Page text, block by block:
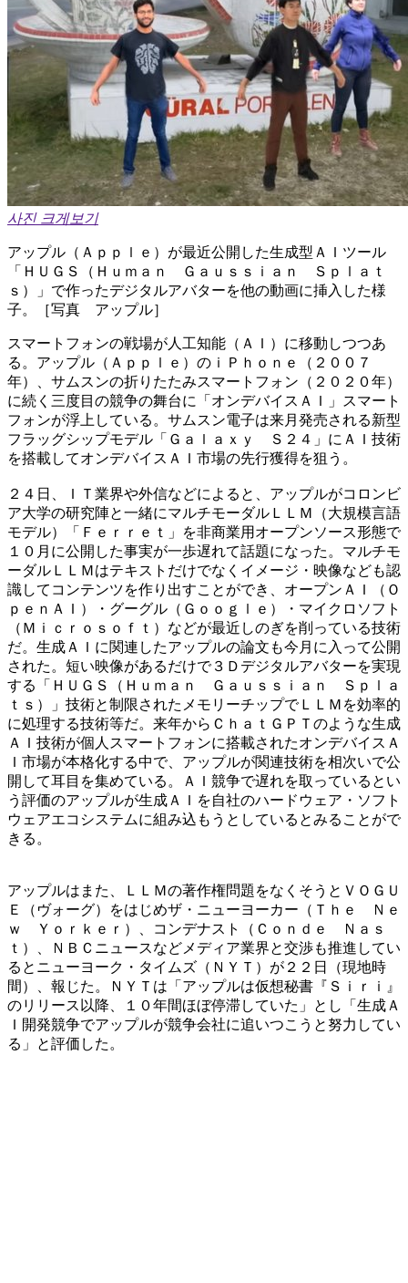
사진 크게보기
アップル（Ａｐｐｌｅ）が最近公開した生成型ＡＩツール
「ＨＵＧＳ（Ｈｕｍａｎ Ｇａｕｓｓｉａｎ Ｓｐｌａｔ
ｓ）」で作ったデジタルアバターを他の動画に挿入した様
子。［写真 アップル］
スマートフォンの戦場が人工知能（ＡＩ）に移動しつつあ
る。アップル（Ａｐｐｌｅ）のｉＰｈｏｎｅ（２００７
年）、サムスンの折りたたみスマートフォン（２０２０年）
に続く三度目の競争の舞台に「オンデバイスＡＩ」スマート
フォンが浮上している。サムスン電子は来月発売される新型
フラッグシップモデル「Ｇａｌａｘｙ Ｓ２４」にＡＩ技術
を搭載してオンデバイスＡＩ市場の先行獲得を狙う。
２４日、ＩＴ業界や外信などによると、アップルがコロンビ
ア大学の研究陣と一緒にマルチモーダルＬＬＭ（大規模言語
モデル）「Ｆｅｒｒｅｔ」を非商業用オープンソース形態で
１０月に公開した事実が一歩遅れて話題になった。マルチモ
ーダルＬＬＭはテキストだけでなくイメージ・映像なども認
識してコンテンツを作り出すことができ、オープンＡＩ（Ｏ
ｐｅｎＡＩ）・グーグル（Ｇｏｏｇｌｅ）・マイクロソフト
（Ｍｉｃｒｏｓｏｆｔ）などが最近しのぎを削っている技術
だ。生成ＡＩに関連したアップルの論文も今月に入って公開
された。短い映像があるだけで３Ｄデジタルアバターを実現
する「ＨＵＧＳ（Ｈｕｍａｎ Ｇａｕｓｓｉａｎ Ｓｐｌａ
ｔｓ）」技術と制限されたメモリーチップでＬＬＭを効率的
に処理する技術等だ。来年からＣｈａｔＧＰＴのような生成
ＡＩ技術が個人スマートフォンに搭載されたオンデバイスＡ
Ｉ市場が本格化する中で、アップルが関連技術を相次いで公
開して耳目を集めている。ＡＩ競争で遅れを取っているとい
う評価のアップルが生成ＡＩを自社のハードウェア・ソフト
ウェアエコシステムに組み込もうとしているとみることがで
きる。
アップルはまた、ＬＬＭの著作権問題をなくそうとＶＯＧＵ
Ｅ（ヴォーグ）をはじめザ・ニューヨーカー（Ｔｈｅ Ｎｅ
ｗ Ｙｏｒｋｅｒ）、コンデナスト（Ｃｏｎｄｅ Ｎａｓ
ｔ）、ＮＢＣニュースなどメディア業界と交渉も推進してい
るとニューヨーク・タイムズ（ＮＹＴ）が２２日（現地時
間）、報じた。ＮＹＴは「アップルは仮想秘書『Ｓｉｒｉ』
のリリース以降、１０年間ほぼ停滞していた」とし「生成Ａ
Ｉ開発競争でアップルが競争会社に追いつこうと努力してい
る」と評価した。